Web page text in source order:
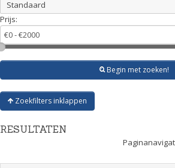
Prijs:
Begin met zoeken!
Zoekfilters inklappen
RESULTATEN